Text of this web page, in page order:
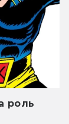
роль